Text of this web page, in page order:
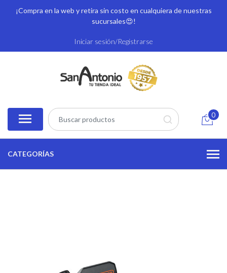
¡Compra en la web y retira sin costo en cualquiera de nuestras
sucursales😍!
Iniciar sesión/Registrarse
0
CATEGORÍAS